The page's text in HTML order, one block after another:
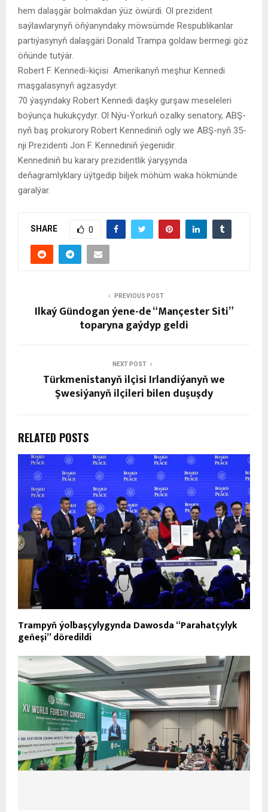
hem dalaşgär bolmakdan ýüz öwürdi. Ol prezident
saýlawlarynyň öňýanyndaky möwsümde Respublikanlar
partiýasynyň dalaşgäri Donald Trampa goldaw bermegi göz
öňünde tutýär.
Robert F. Kennedi-kiçisi Amerikanyň meşhur Kennedi
maşgalasynyň agzasydyr.
70 ýaşyndaky Robert Kennedi daşky gurşaw meseleleri
boýunça hukukçydyr. Ol Nýu-Ýorkuň ozalky senatory, ABŞ-
nyň baş prokurory Robert Kennediniň ogly we ABŞ-nyň 35-
nji Prezidenti Jon F. Kennediniň ýegenidir.
Kennediniň bu karary prezidentlik ýaryşynda
deňagramlyklary üýtgedip biljek möhüm waka hökmünde
garalýar.
SHARE 0
PREVIOUS POST
Ilkaý Gündogan ýene-de “Mançester Siti”
toparyna gaýdyp geldi
NEXT POST
Türkmenistanyň ilçisi Irlandiýanyň we
Şwesiýanyň ilçileri bilen duşuşdy
RELATED POSTS
Trampyň ýolbaşçylygynda Dawosda “Parahatçylyk
geňeşi” döredildi